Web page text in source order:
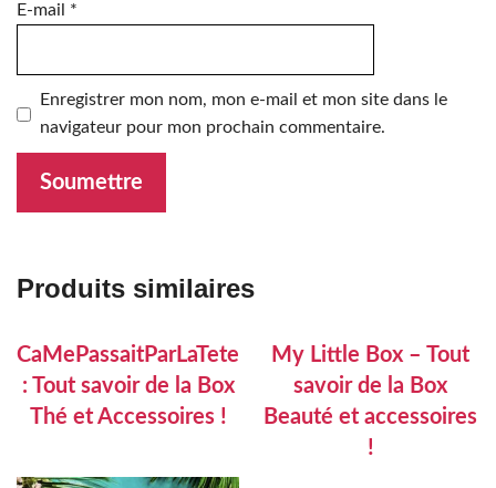
E-mail *
Enregistrer mon nom, mon e-mail et mon site dans le
navigateur pour mon prochain commentaire.
Produits similaires
CaMePassaitParLaTete
: Tout savoir de la Box
Thé et Accessoires !
My Little Box – Tout
savoir de la Box
Beauté et accessoires
!